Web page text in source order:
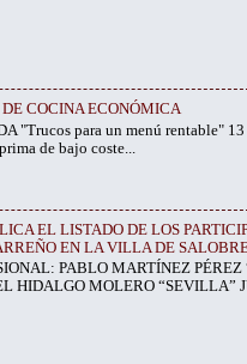
DE COCINA ECONÓMICA
"Trucos para un menú rentable"
de bajo coste...
EL LISTADO DE LOS
EN LA VILLA DE
PABLO MARTÍNEZ
HIDALGO MOLERO “SEVILLA”